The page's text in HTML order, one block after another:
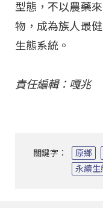
型態，不以農藥
物，成為族人最
生態系統。
責任編輯：嘎兆
關鍵字： 原鄉
永續生